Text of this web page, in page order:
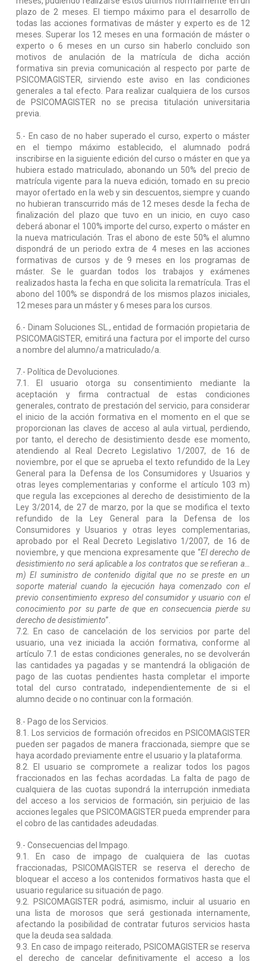
plazo de 2 meses. El tiempo máximo para el desarrollo de
todas las acciones formativas de máster y experto es de 12
meses. Superar los 12 meses en una formación de máster o
experto o 6 meses en un curso sin haberlo concluido son
motivos de anulación de la matrícula de dicha acción
formativa sin previa comunicación al respecto por parte de
PSICOMAGISTER, sirviendo este aviso en las condiciones
generales a tal efecto. Para realizar cualquiera de los cursos
de PSICOMAGISTER no se precisa titulación universitaria
previa.
5.- En caso de no haber superado el curso, experto o máster
en el tiempo máximo establecido, el alumnado podrá
inscribirse en la siguiente edición del curso o máster en que ya
hubiera estado matriculado, abonando un 50% del precio de
matrícula vigente para la nueva edición, tomado en su precio
mayor ofertado en la web y sin descuentos, siempre y cuando
no hubieran transcurrido más de 12 meses desde la fecha de
finalización del plazo que tuvo en un inicio, en cuyo caso
deberá abonar el 100% importe del curso, experto o máster en
la nueva matriculación. Tras el abono de este 50% el alumno
dispondrá de un periodo extra de 4 meses en las acciones
formativas de cursos y de 9 meses en los programas de
máster. Se le guardan todos los trabajos y exámenes
realizados hasta la fecha en que solicita la rematrícula. Tras el
abono del 100% se dispondrá de los mismos plazos iniciales,
12 meses para un máster y 6 meses para los cursos.
6.- Dinam Soluciones SL., entidad de formación propietaria de
PSICOMAGISTER, emitirá una factura por el importe del curso
a nombre del alumno/a matriculado/a.
7.- Política de Devoluciones.
7.1. El usuario otorga su consentimiento mediante la
aceptación y firma contractual de estas condiciones
generales, contrato de prestación del servicio, para considerar
el inicio de la acción formativa en el momento en el que se
proporcionan las claves de acceso al aula virtual, perdiendo,
por tanto, el derecho de desistimiento desde ese momento,
atendiendo al Real Decreto Legislativo 1/2007, de 16 de
noviembre, por el que se aprueba el texto refundido de la Ley
General para la Defensa de los Consumidores y Usuarios y
otras leyes complementarias y conforme el artículo 103 m)
que regula las excepciones al derecho de desistimiento de la
Ley 3/2014, de 27 de marzo, por la que se modifica el texto
refundido de la Ley General para la Defensa de los
Consumidores y Usuarios y otras leyes complementarias,
aprobado por el Real Decreto Legislativo 1/2007, de 16 de
noviembre, y que menciona expresamente que “El derecho de
desistimiento no será aplicable a los contratos que se refieran a…
m) El suministro de contenido digital que no se preste en un
soporte material cuando la ejecución haya comenzado con el
previo consentimiento expreso del consumidor y usuario con el
conocimiento por su parte de que en consecuencia pierde su
derecho de desistimiento”.
7.2. En caso de cancelación de los servicios por parte del
usuario, una vez iniciada la acción formativa, conforme al
artículo 7.1 de estas condiciones generales, no se devolverán
las cantidades ya pagadas y se mantendrá la obligación de
pago de las cuotas pendientes hasta completar el importe
total del curso contratado, independientemente de si el
alumno decide o no continuar con la formación.
8.- Pago de los Servicios.
8.1. Los servicios de formación ofrecidos en PSICOMAGISTER
pueden ser pagados de manera fraccionada, siempre que se
haya acordado previamente entre el usuario y la plataforma.
8.2. El usuario se compromete a realizar todos los pagos
fraccionados en las fechas acordadas. La falta de pago de
cualquiera de las cuotas supondrá la interrupción inmediata
del acceso a los servicios de formación, sin perjuicio de las
acciones legales que PSICOMAGISTER pueda emprender para
el cobro de las cantidades adeudadas.
9.- Consecuencias del Impago.
9.1. En caso de impago de cualquiera de las cuotas
fraccionadas, PSICOMAGISTER se reserva el derecho de
bloquear el acceso a los contenidos formativos hasta que el
usuario regularice su situación de pago.
9.2. PSICOMAGISTER podrá, asimismo, incluir al usuario en
una lista de morosos que será gestionada internamente,
afectando la posibilidad de contratar futuros servicios hasta
que la deuda sea saldada.
9.3. En caso de impago reiterado, PSICOMAGISTER se reserva
el derecho de cancelar definitivamente el acceso a los